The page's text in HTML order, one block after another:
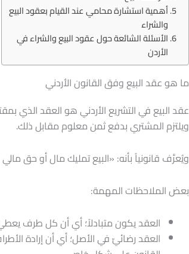
أهمية استشارة محامي عند القيام بعقود البيع
والشراء
الأسئلة الشائعة حول عقود البيع والشراء في
الأردن
ما هو عقد البيع وفق القانون الأردني
عقد البيع في التشريع الأردني هو العقد الذي
ويلتزم المشتري بدفع ثمن معلوم مقابل ذلك.
ويُعرَّف قانونياً بأنه: «البيع تمليك مال أو حق
بعض الملاحظات المهمة:
العقد يكون متبادلاً؛ أي أن كل طرف يعطي
العقد رضائيّ في الأصل؛ أي أن إرادة